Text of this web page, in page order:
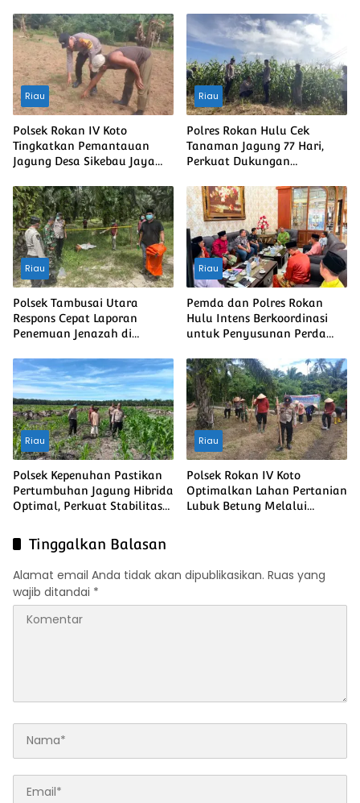
Riau
Polsek Rokan IV Koto
Tingkatkan Pemantauan
Jagung Desa Sikebau Jaya
Ketahanan Pangan
Nasional
Riau
Polres Rokan Hulu Cek
Tanaman Jagung 77 Hari,
Perkuat Dukungan
Riau
Polsek Tambusai Utara
Respons Cepat Laporan
Penemuan Jenazah di
Riau
Pemda dan Polres Rokan
Hulu Intens Berkoordinasi
untuk Penyusunan Perda
Pohon Guna Mendukung
Program Green Policing
Riau
Polsek Kepenuhan Pastikan
Pertumbuhan Jagung Hibrida
Optimal, Perkuat Stabilitas
Pangan Nasional
Riau
Polsek Rokan IV Koto
Optimalkan Lahan Pertanian
Lubuk Betung Melalui
Tinggalkan Balasan
Alamat email Anda tidak akan dipublikasikan. Ruas yang
wajib ditandai *